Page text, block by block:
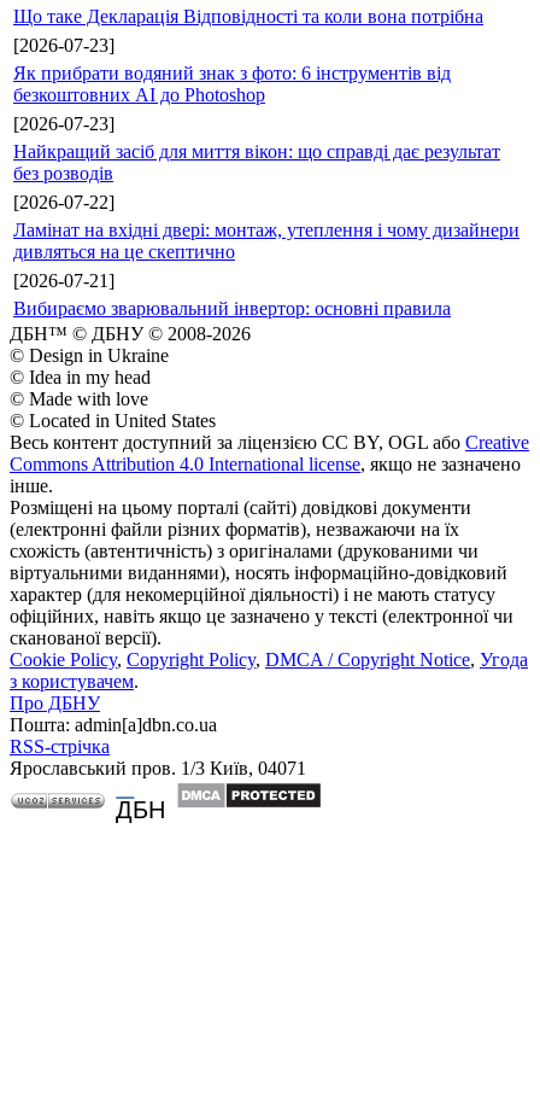
Що таке Декларація Відповідності та коли вона потрібна
[2026-07-23]
Як прибрати водяний знак з фото: 6 інструментів від
безкоштовних AI до Photoshop
[2026-07-23]
Найкращий засіб для миття вікон: що справді дає результат
без розводів
[2026-07-22]
Ламінат на вхідні двері: монтаж, утеплення і чому дизайнери
дивляться на це скептично
[2026-07-21]
Вибираємо зварювальний інвертор: основні правила
ДБН™ © ДБНУ © 2008-2026
© Design in Ukraine
© Idea in my head
© Made with love
© Located in United States
Весь контент доступний за ліцензією CC BY, OGL або Creative
Commons Attribution 4.0 International license, якщо не зазначено
інше.
Розміщені на цьому порталі (сайті) довідкові документи
(електронні файли різних форматів), незважаючи на їх
схожість (автентичність) з оригіналами (друкованими чи
віртуальними виданнями), носять інформаційно-довідковий
характер (для некомерційної діяльності) і не мають статусу
офіційних, навіть якщо це зазначено у тексті (електронної чи
сканованої версії).
Cookie Policy, Copyright Policy, DMCA / Copyright Notice, Угода
з користувачем.
Про ДБНУ
Пошта: admin[а]dbn.co.ua
RSS-стрічка
Ярославський пров. 1/3 Київ, 04071